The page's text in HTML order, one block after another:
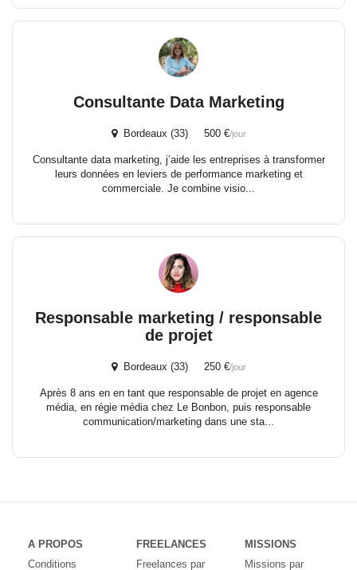
Consultante Data Marketing
Bordeaux (33) 500 €/jour
Consultante data marketing, j’aide les entreprises à transformer
leurs données en leviers de performance marketing et
commerciale. Je combine visio...
Responsable marketing / responsable
de projet
Bordeaux (33) 250 €/jour
Après 8 ans en en tant que responsable de projet en agence
média, en régie média chez Le Bonbon, puis responsable
communication/marketing dans une sta...
A PROPOS
Conditions
FREELANCES
Freelances par
MISSIONS
Missions par